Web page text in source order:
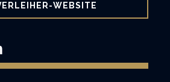
WEBSITE